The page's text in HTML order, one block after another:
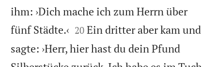
ihm: ›Dich mache ich zum Herrn über
fünf Städte.‹ 

20 Ein dritter aber kam und
sagte: ›Herr, hier hast du dein Pfund